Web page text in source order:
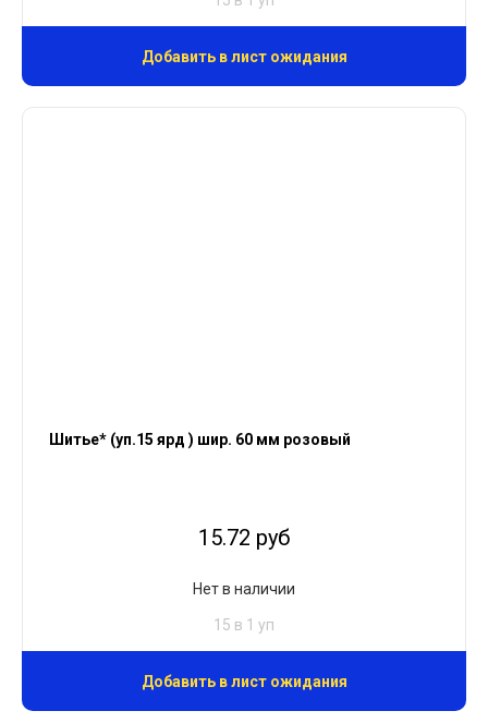
Добавить в лист ожидания
Шитье* (уп.15 ярд ) шир. 60 мм розовый
15.72 руб
Нет в наличии
15 в 1 уп
Добавить в лист ожидания